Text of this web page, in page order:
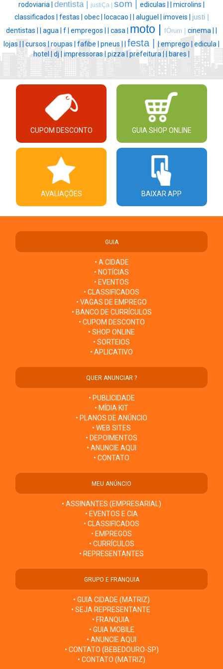
rodoviaria | dentista | justiÇa | som | ediculas | | microlins |
classificados | festas | obec | locacao | | aluguel | imoveis | justi |
dentistas | | agua | f | empregos | | casa | moto | fÓrum | cinema | |
lojas | | cursos | roupas | fafibe | pneus | | festa ||emprego | edicula |
hotel | dj | impressoras | pizza | prefeitura || bares |
CUPOM DESCONTO GUIA SHOP ONLINE
AVALIAÇÕES BAIXAR APP
GUIA
• A CIDADE
• NOTÍCIAS
• EVENTOS
• CLASSIFICADOS
• VAGAS DE EMPREGO
• BANCO DE CURRÍCULOS
• CUPOM DESCONTO
• SHOP ONLINE
• SORTEIOS
• APLICATIVO
QUER ANUNCIAR ?
• PUBLICIDADE
• MÍDIA KIT
• PLANOS DE ANÚNCIO
• WEB SITES
• DEPOIMENTOS
• ANUNCIE AQUI
• CONTATO
MEU ANÚNCIO
• ASSINANTES (EMPRESARIAL)
• EVENTOS E CIA
• CLASSIFICADOS
• EMPREGOS
• CURRÍCULOS
• REPRESENTANTES
GRUPO E FRANQUIA
• GUIA CIDADE (MATRIZ)
• SEJA REPRESENTANTE
• FRANQUIA
• GUIA MOBILE
• ANUNCIE AQUI
• CONTATO (BEBEDOURO-SP)
• CONTATO (MATRIZ)